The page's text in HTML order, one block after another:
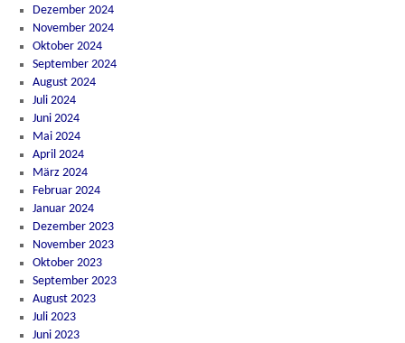
Dezember 2024
November 2024
Oktober 2024
September 2024
August 2024
Juli 2024
Juni 2024
Mai 2024
April 2024
März 2024
Februar 2024
Januar 2024
Dezember 2023
November 2023
Oktober 2023
September 2023
August 2023
Juli 2023
Juni 2023